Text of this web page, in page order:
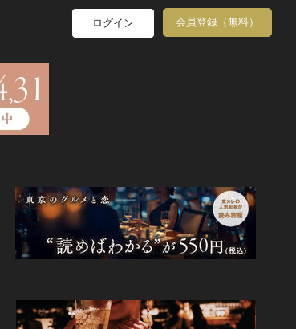
ログイン 会員登録（無料）